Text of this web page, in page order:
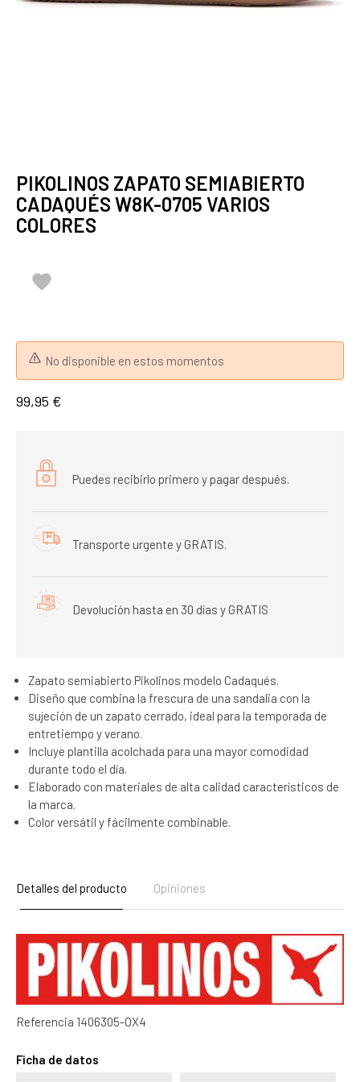
PIKOLINOS ZAPATO SEMIABIERTO
CADAQUÉS W8K-0705 VARIOS
COLORES

No disponible en estos momentos
99,95 €
Puedes recibirlo primero y pagar después.
Transporte urgente y GRATIS.
Devolución hasta en 30 días y GRATIS
Zapato semiabierto Pikolinos modelo Cadaqués.
Diseño que combina la frescura de una sandalia con la
sujeción de un zapato cerrado, ideal para la temporada de
entretiempo y verano.
Incluye plantilla acolchada para una mayor comodidad
durante todo el día.
Elaborado con materiales de alta calidad característicos de
la marca.
Color versátil y fácilmente combinable.
Detalles del producto Opiniones
Referencia 1406305-OX4
Ficha de datos